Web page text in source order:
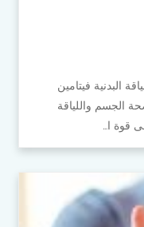
البدنية فيتامين
الجسم واللياقة
قوة ا…